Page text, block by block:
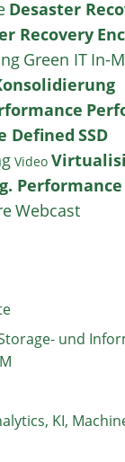
Desaster
Recovery
Green IT In-
Defined SSD
Video
Performance
Webcast
und
KI,